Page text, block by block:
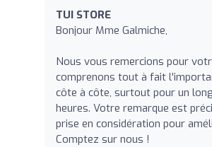
TUI STORE
Bonjour Mme Galmiche,
Nous vous remercions pour
comprenons tout à fait
côte à côte, surtout pour un
heures. Votre remarque est
prise en considération pour
Comptez sur nous !